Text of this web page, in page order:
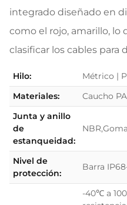
integrado diseñado en
como el rojo, amarillo,
clasificar los cables para
Hilo:
Métrico |
Materiales:
Caucho
Junta y anillo
de
estanqueidad:
Nivel de
protección:
Barra
-40℃ a